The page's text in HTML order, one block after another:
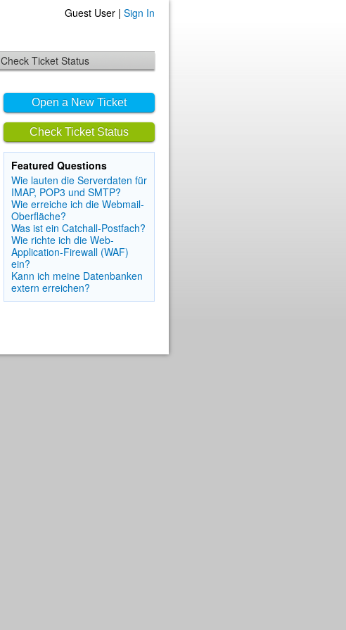
Guest User | Sign In
Check Ticket Status
Open a New Ticket
Check Ticket Status
Featured Questions
Wie lauten die Serverdaten für
IMAP, POP3 und SMTP?
Wie erreiche ich die Webmail-
Oberfläche?
Was ist ein Catchall-Postfach?
Wie richte ich die Web-
Application-Firewall (WAF)
ein?
Kann ich meine Datenbanken
extern erreichen?